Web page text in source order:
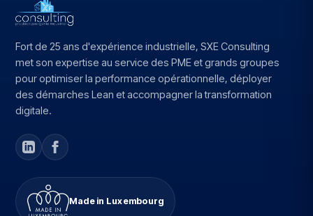
Fort de 25 ans d'expérience industrielle, SXE Consulting
met son expertise au service des PME et grands groupes
pour optimiser la performance opérationnelle, déployer
des démarches Lean et accompagner la transformation
digitale.
Made in Luxembourg